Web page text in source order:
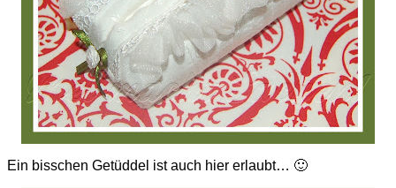
Ein bisschen Getüddel ist auch hier erlaubt… 🙂